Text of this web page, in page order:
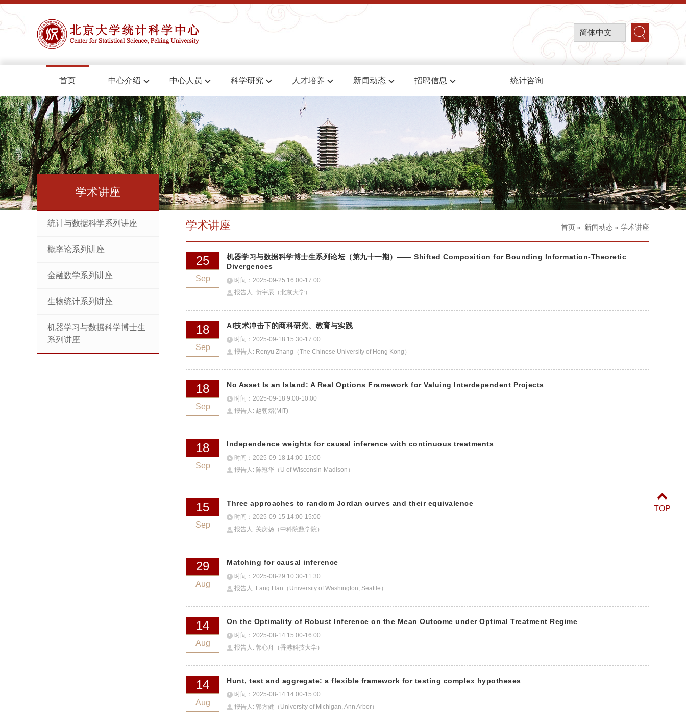
简体中文
首页 中心介绍 中心人员 科学研究 人才培养 新闻动态 招聘信息 统计咨询
学术讲座
统计与数据科学系列讲座
概率论系列讲座
金融数学系列讲座
生物统计系列讲座
机器学习与数据科学博士生
系列讲座
首页» 新闻动态» 学术讲座
学术讲座
25
Sep
机器学习与数据科学博士生系列论坛（第九十一期）—— Shifted Composition for Bounding Information-Theoretic
Divergences
时间：2025-09-25 16:00-17:00
报告人: 忻宇辰（北京大学）
18
Sep
AI技术冲击下的商科研究、教育与实践
时间：2025-09-18 15:30-17:00
报告人: Renyu Zhang（The Chinese University of Hong Kong）
18
Sep
No Asset Is an Island: A Real Options Framework for Valuing Interdependent Projects
时间：2025-09-18 9:00-10:00
报告人: 赵朝熠(MIT)
18
Sep
Independence weights for causal inference with continuous treatments
时间：2025-09-18 14:00-15:00
报告人: 陈冠华（U of Wisconsin-Madison）
15
Sep
Three approaches to random Jordan curves and their equivalence
时间：2025-09-15 14:00-15:00
报告人: 关庆扬（中科院数学院）
29
Aug
Matching for causal inference
时间：2025-08-29 10:30-11:30
报告人: Fang Han（University of Washington, Seattle）
14
Aug
On the Optimality of Robust Inference on the Mean Outcome under Optimal Treatment Regime
时间：2025-08-14 15:00-16:00
报告人: 郭心舟（香港科技大学）
14
Aug
Hunt, test and aggregate: a flexible framework for testing complex hypotheses
时间：2025-08-14 14:00-15:00
报告人: 郭方健（University of Michigan, Ann Arbor）
TOP